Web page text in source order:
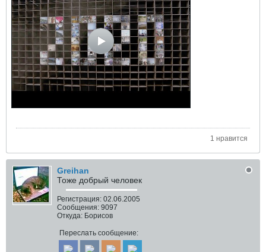
1 нравится
Greihan
Тоже добрый человек
Регистрация: 02.06.2005
Сообщения: 9097
Откуда: Борисов
Переслать сообщение: